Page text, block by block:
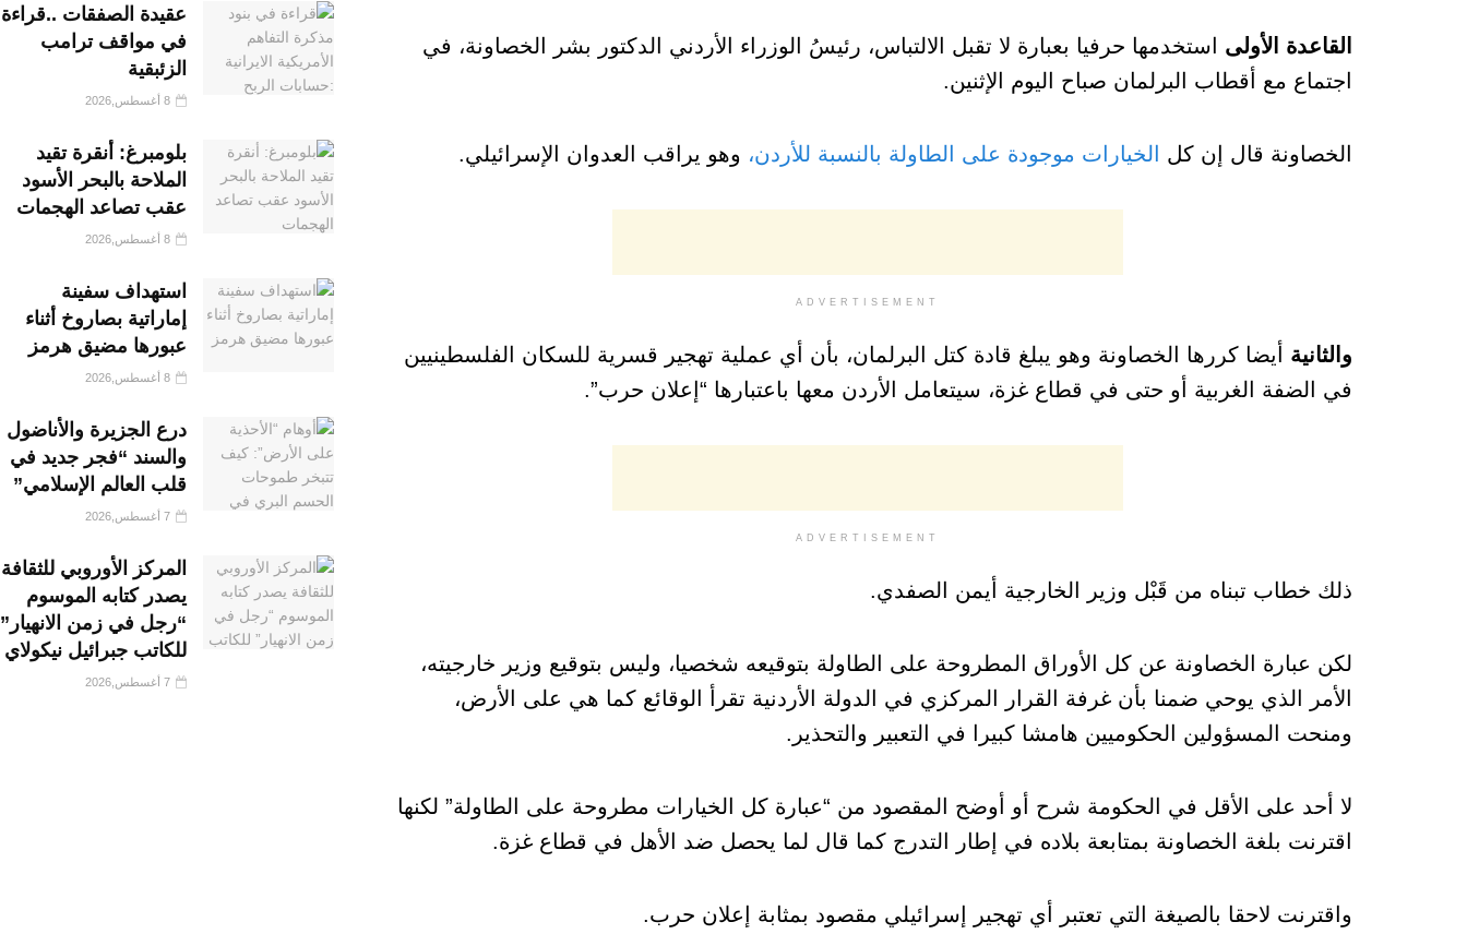
القاعدة الأولى استخدمها حرفيا بعبارة لا تقبل الالتباس، رئيسُ الوزراء الأردني الدكتور بشر الخصاونة، في
اجتماع مع أقطاب البرلمان صباح اليوم الإثنين.
الخصاونة قال إن كل الخيارات موجودة على الطاولة بالنسبة للأردن، وهو يراقب العدوان الإسرائيلي.
ADVERTISEMENT
والثانية أيضا كررها الخصاونة وهو يبلغ قادة كتل البرلمان، بأن أي عملية تهجير قسرية للسكان الفلسطينيين
في الضفة الغربية أو حتى في قطاع غزة، سيتعامل الأردن معها باعتبارها “إعلان حرب”.
ADVERTISEMENT
ذلك خطاب تبناه من قَبْل وزير الخارجية أيمن الصفدي.
لكن عبارة الخصاونة عن كل الأوراق المطروحة على الطاولة بتوقيعه شخصيا، وليس بتوقيع وزير خارجيته،
الأمر الذي يوحي ضمنا بأن غرفة القرار المركزي في الدولة الأردنية تقرأ الوقائع كما هي على الأرض،
ومنحت المسؤولين الحكوميين هامشا كبيرا في التعبير والتحذير.
لا أحد على الأقل في الحكومة شرح أو أوضح المقصود من “عبارة كل الخيارات مطروحة على الطاولة” لكنها
اقترنت بلغة الخصاونة بمتابعة بلاده في إطار التدرج كما قال لما يحصل ضد الأهل في قطاع غزة.
واقترنت لاحقا بالصيغة التي تعتبر أي تهجير إسرائيلي مقصود بمثابة إعلان حرب.
عقيدة الصفقات ..قراءة
في مواقف ترامب
الزئبقية
بلومبرغ: أنقرة تقيد
الملاحة بالبحر الأسود
عقب تصاعد الهجمات
استهداف سفينة
إماراتية بصاروخ أثناء
عبورها مضيق هرمز
درع الجزيرة والأناضول
والسند “فجر جديد في
قلب العالم الإسلامي”
المركز الأوروبي للثقافة
يصدر كتابه الموسوم
“رجل في زمن الانهيار”
للكاتب جبرائيل نيكولاي